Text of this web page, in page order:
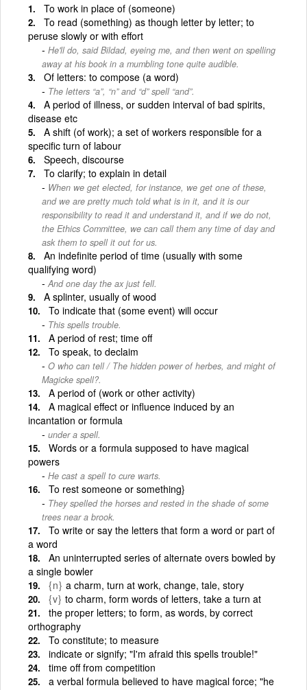
To work in place of (someone)
To read (something) as though letter by letter; to
peruse slowly or with effort
He'll do, said Bildad, eyeing me, and then went on spelling
away at his book in a mumbling tone quite audible.
Of letters: to compose (a word)
The letters “a”, “n” and “d” spell “and”.
A period of illness, or sudden interval of bad spirits,
disease etc
A shift (of work); a set of workers responsible for a
specific turn of labour
Speech, discourse
To clarify; to explain in detail
When we get elected, for instance, we get one of these,
and we are pretty much told what is in it, and it is our
responsibility to read it and understand it, and if we do not,
the Ethics Committee, we can call them any time of day and
ask them to spell it out for us.
An indefinite period of time (usually with some
qualifying word)
And one day the ax just fell.
A splinter, usually of wood
To indicate that (some event) will occur
This spells trouble.
A period of rest; time off
To speak, to declaim
O who can tell / The hidden power of herbes, and might of
Magicke spell?.
A period of (work or other activity)
A magical effect or influence induced by an
incantation or formula
under a spell.
Words or a formula supposed to have magical
powers
He cast a spell to cure warts.
To rest someone or something}
They spelled the horses and rested in the shade of some
trees near a brook.
To write or say the letters that form a word or part of
a word
An uninterrupted series of alternate overs bowled by
a single bowler
{n} a charm, turn at work, change, tale, story
{v} to charm, form words of letters, take a turn at
the proper letters; to form, as words, by correct
orthography
To constitute; to measure
indicate or signify; "I'm afraid this spells trouble!"
time off from competition
a verbal formula believed to have magical force; "he